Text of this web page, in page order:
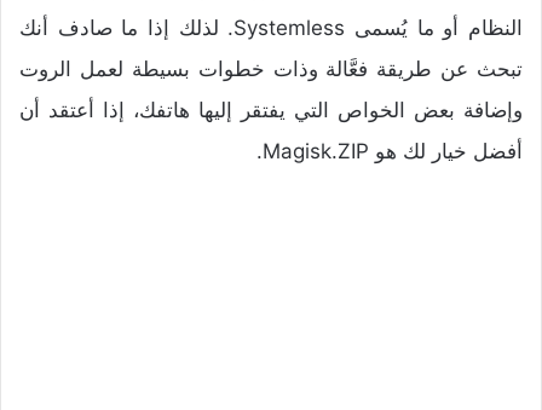
النظام أو ما يُسمى Systemless. لذلك إذا ما صادف أنك
تبحث عن طريقة فعَّالة وذات خطوات بسيطة لعمل الروت
وإضافة بعض الخواص التي يفتقر إليها هاتفك، إذا أعتقد أن
أفضل خيار لك هو Magisk.ZIP.